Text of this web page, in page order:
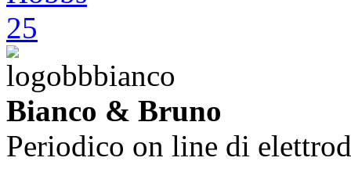
Bianco & Bruno
Periodico on line di